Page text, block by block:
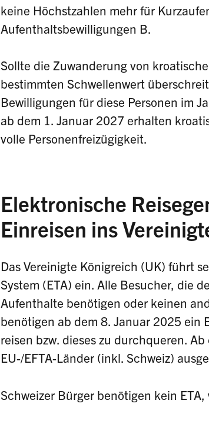
keine Höchstzahlen mehr für
Aufenthaltsbewilligungen B.
Sollte die Zuwanderung von
bestimmten Schwellenwert
Bewilligungen für diese Personen im
ab dem 1. Januar 2027 erhalten
volle Personenfreizügigkeit.
Elektronische
Einreisen ins
Das Vereinigte Königreich (UK) führt
System (ETA) ein. Alle Besucher, die
Aufenthalte benötigen oder keinen
benötigen ab dem 8. Januar 2025 ein
reisen bzw. dieses zu durchqueren.
EU-/EFTA-Länder (inkl. Schweiz)
Schweizer Bürger benötigen kein ETA,